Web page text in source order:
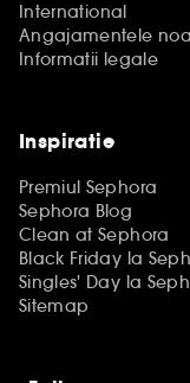
International
Angajamentele
Informatii legale
Inspiratie
Premiul Sephora
Sephora Blog
Clean at Sephora
Black Friday la
Singles' Day la
Sitemap